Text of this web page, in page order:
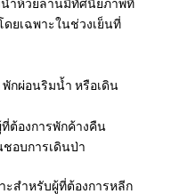
ยเฉพาะในช่วงเย็นที่
กผ่อนริมน้ำ หรือเดิน
ต้องการพักค้างคืน
อบการเดินป่า
ะสำหรับผู้ที่ต้องการหลีก